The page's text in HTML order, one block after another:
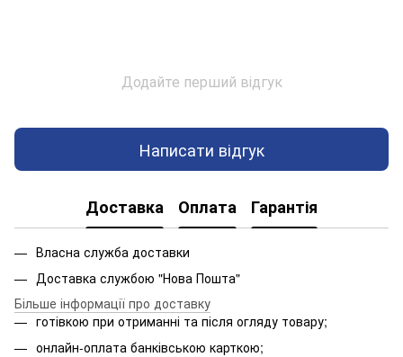
Додайте перший відгук
Написати відгук
Доставка Оплата Гарантія
Власна служба доставки
Доставка службою "Нова Пошта"
Більше інформації про доставку
готівкою при отриманні та після огляду товару;
онлайн-оплата банківською карткою;